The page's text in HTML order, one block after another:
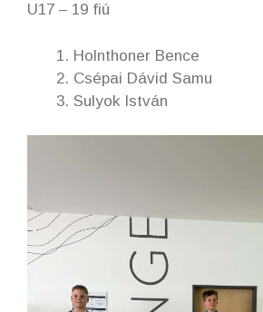
U17 – 19 fiú
Holnthoner Bence
Csépai Dávid Samu
Sulyok István